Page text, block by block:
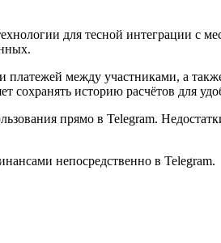
для тесной интеграции с
между участниками, а
историю расчётов для
прямо в Telegram.
непосредственно в Telegram.